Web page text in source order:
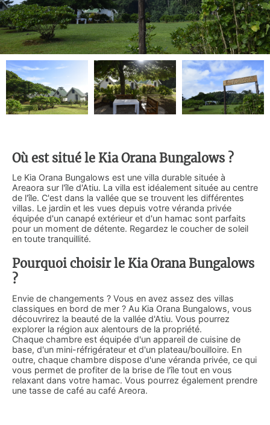
Où est situé le Kia Orana Bungalows ?
Le Kia Orana Bungalows est une villa durable située à
Areaora sur l'île d'Atiu. La villa est idéalement située au centre
de l'île. C'est dans la vallée que se trouvent les différentes
villas. Le jardin et les vues depuis votre véranda privée
équipée d'un canapé extérieur et d'un hamac sont parfaits
pour un moment de détente. Regardez le coucher de soleil
en toute tranquillité.
Pourquoi choisir le Kia Orana Bungalows
?
Envie de changements ? Vous en avez assez des villas
classiques en bord de mer ? Au Kia Orana Bungalows, vous
découvrirez la beauté de la vallée d'Atiu. Vous pourrez
explorer la région aux alentours de la propriété.
Chaque chambre est équipée d'un appareil de cuisine de
base, d'un mini-réfrigérateur et d'un plateau/bouilloire. En
outre, chaque chambre dispose d'une véranda privée, ce qui
vous permet de profiter de la brise de l'île tout en vous
relaxant dans votre hamac. Vous pourrez également prendre
une tasse de café au café Areora.